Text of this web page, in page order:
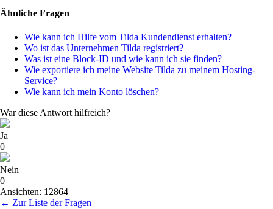
Ähnliche Fragen
Wie kann ich Hilfe vom Tilda Kundendienst erhalten?
Wo ist das Unternehmen Tilda registriert?
Was ist eine Block-ID und wie kann ich sie finden?
Wie exportiere ich meine Website Tilda zu meinem Hosting-
Service?
Wie kann ich mein Konto löschen?
War diese Antwort hilfreich?
Ja
0
Nein
0
Ansichten: 12864
← Zur Liste der Fragen